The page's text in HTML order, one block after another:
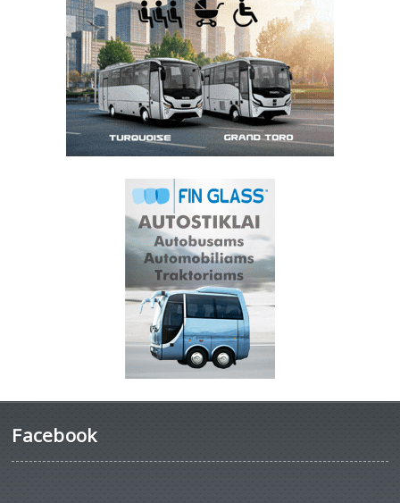
Facebook